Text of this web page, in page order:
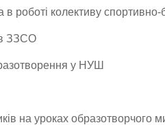
роботі колективу
ЗЗСО
у НУШ
на уроках образотворчого